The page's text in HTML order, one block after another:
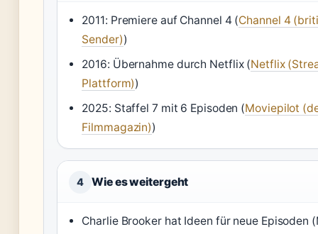
2011: Premiere auf Channel 4 (Channel 4
Sender))
2016: Übernahme durch Netflix (Netflix
Plattform))
2025: Staffel 7 mit 6 Episoden (Moviepilot
Filmmagazin))
4 Wie es weitergeht
Charlie Brooker hat Ideen für neue Episoden